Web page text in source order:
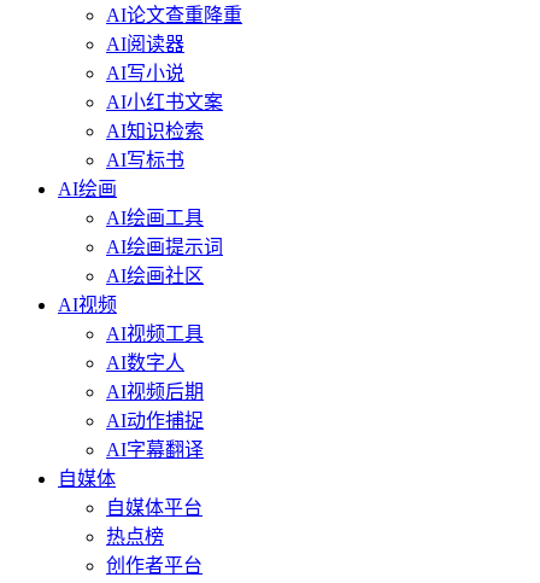
AI论文查重降重
AI阅读器
AI写小说
AI小红书文案
AI知识检索
AI写标书
AI绘画
AI绘画工具
AI绘画提示词
AI绘画社区
AI视频
AI视频工具
AI数字人
AI视频后期
AI动作捕捉
AI字幕翻译
自媒体
自媒体平台
热点榜
创作者平台